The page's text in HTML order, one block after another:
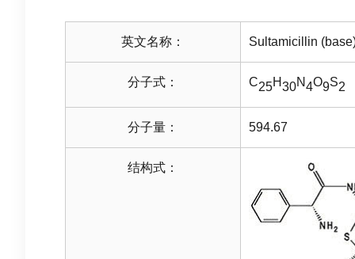
英文名称： Sultamicillin
分子式： C25H30N4O9S2
分子量： 594.67
结构式：